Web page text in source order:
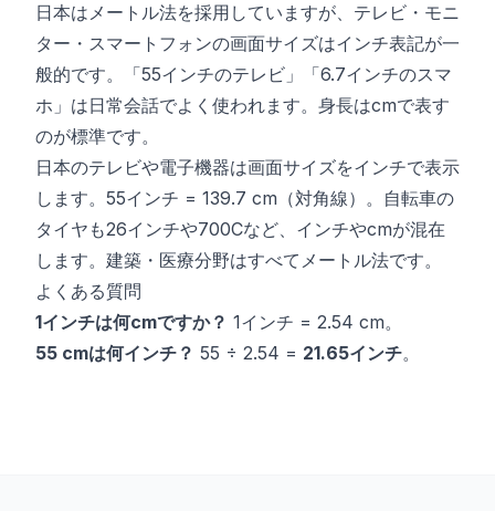
日本はメートル法を採用していますが、テレビ・モニ
ター・スマートフォンの画面サイズはインチ表記が一
般的です。「55インチのテレビ」「6.7インチのスマ
ホ」は日常会話でよく使われます。身長はcmで表す
のが標準です。
日本のテレビや電子機器は画面サイズをインチで表示
します。55インチ = 139.7 cm（対角線）。自転車の
タイヤも26インチや700Cなど、インチやcmが混在
します。建築・医療分野はすべてメートル法です。
よくある質問
1インチは何cmですか？ 1インチ = 2.54 cm。
55 cmは何インチ？ 55 ÷ 2.54 = 21.65インチ。